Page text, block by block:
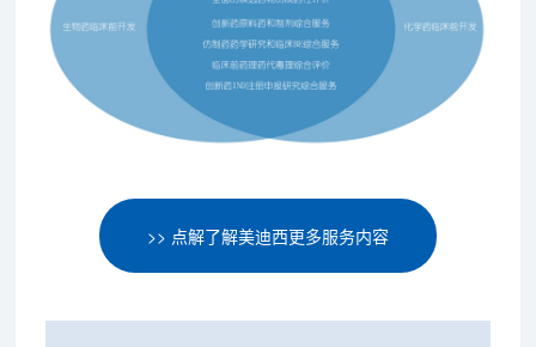
>> 点解了解美迪西更多服务内容